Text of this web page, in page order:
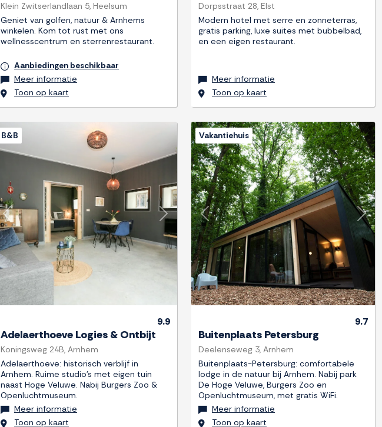
Klein Zwitserlandlaan 5, Heelsum
Geniet van golfen, natuur & Arnhems
winkelen. Kom tot rust met ons
wellnesscentrum en sterrenrestaurant.
Aanbiedingen beschikbaar
Meer informatie
Toon op kaart
Dorpsstraat 28, Elst
Modern hotel met serre en zonneterras,
gratis parking, luxe suites met bubbelbad,
en een eigen restaurant.
Meer informatie
Toon op kaart
Previous Next
B&B
9.9
Adelaerthoeve Logies & Ontbijt
Koningsweg 24B, Arnhem
Adelaerthoeve: historisch verblijf in
Arnhem. Ruime studio's met eigen tuin
naast Hoge Veluwe. Nabij Burgers Zoo &
Openluchtmuseum.
Meer informatie
Toon op kaart
Previous Next
Vakantiehuis
9.7
Buitenplaats Petersburg
Deelenseweg 3, Arnhem
Buitenplaats-Petersburg: comfortabele
lodge in de natuur bij Arnhem. Nabij park
De Hoge Veluwe, Burgers Zoo en
Openluchtmuseum, met gratis WiFi.
Meer informatie
Toon op kaart